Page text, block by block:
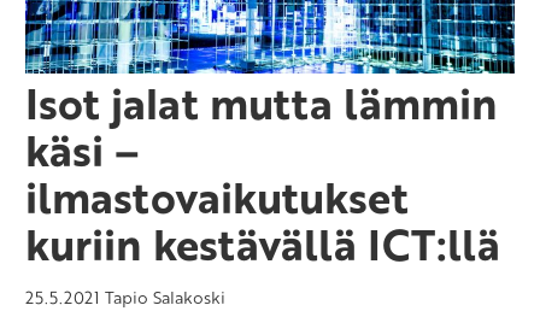
Isot jalat mutta lämmin
käsi –
ilmastovaikutukset
kuriin kestävällä ICT:llä
25.5.2021 Tapio Salakoski